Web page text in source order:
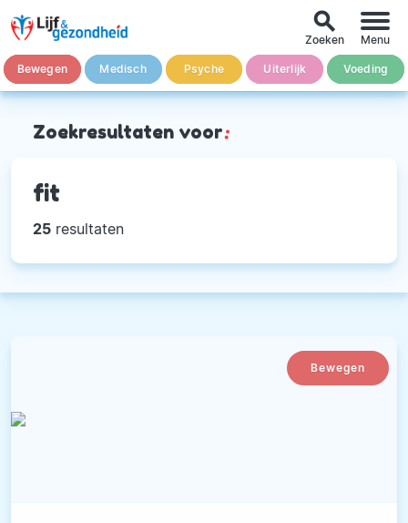
Bewegen Medisch Psyche Uiterlijk Voeding
search
Zoeken Menu
Zoekresultaten voor:
fit
25 resultaten
Bewegen